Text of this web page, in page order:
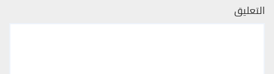
التعليق